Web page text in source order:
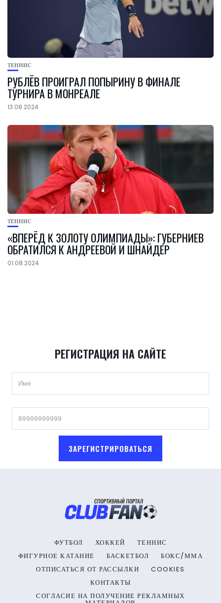
ТЕННИС
РУБЛЁВ ПРОИГРАЛ ПОПЫРИНУ В ФИНАЛЕ
ТУРНИРА В МОНРЕАЛЕ
13.08.2024
ТЕННИС
«ВПЕРЁД К ЗОЛОТУ ОЛИМПИАДЫ»: ГУБЕРНИЕВ
ОБРАТИЛСЯ К АНДРЕЕВОЙ И ШНАЙДЕР
01.08.2024
РЕГИСТРАЦИЯ НА САЙТЕ
ЗАРЕГИСТРИРОВАТЬСЯ
ФУТБОЛ ХОККЕЙ
ТЕННИС
ФИГУРНОЕ КАТАНИЕ
БАСКЕТБОЛ
БОКС/ММА
ОТПИСАТЬСЯ ОТ РАССЫЛКИ
COOKIES
КОНТАКТЫ
СОГЛАСИЕ НА ПОЛУЧЕНИЕ РЕКЛАМНЫХ